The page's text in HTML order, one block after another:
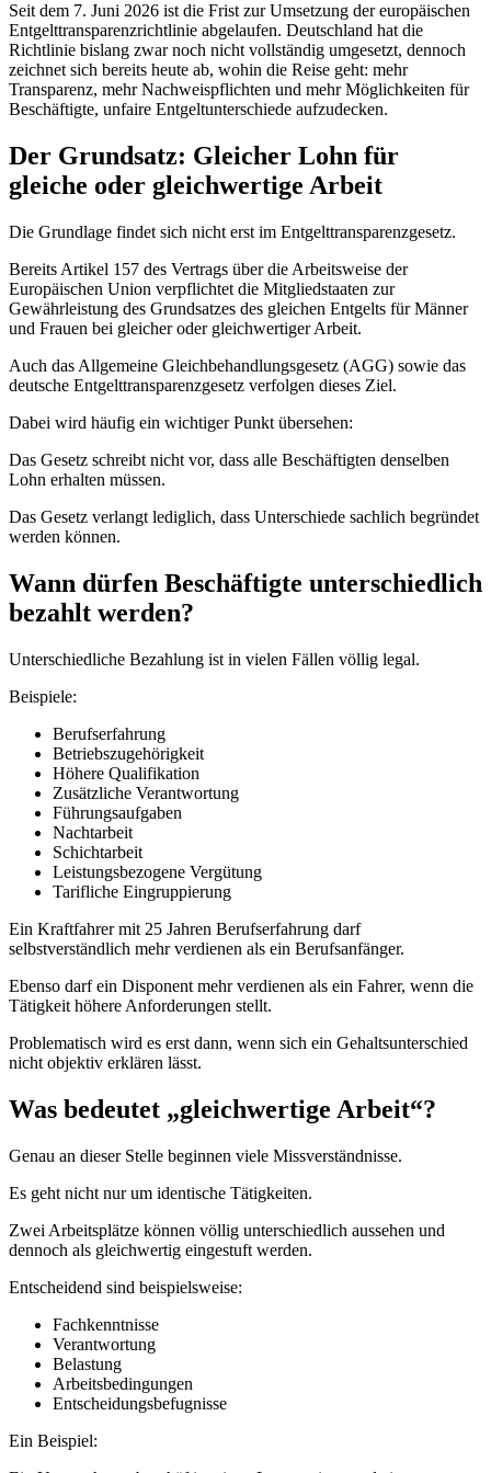
Seit dem 7. Juni 2026 ist die Frist zur Umsetzung der europäischen
Entgelttransparenzrichtlinie abgelaufen. Deutschland hat die
Richtlinie bislang zwar noch nicht vollständig umgesetzt, dennoch
zeichnet sich bereits heute ab, wohin die Reise geht: mehr
Transparenz, mehr Nachweispflichten und mehr Möglichkeiten für
Beschäftigte, unfaire Entgeltunterschiede aufzudecken.
Der Grundsatz: Gleicher Lohn für
gleiche oder gleichwertige Arbeit
Die Grundlage findet sich nicht erst im Entgelttransparenzgesetz.
Bereits Artikel 157 des Vertrags über die Arbeitsweise der
Europäischen Union verpflichtet die Mitgliedstaaten zur
Gewährleistung des Grundsatzes des gleichen Entgelts für Männer
und Frauen bei gleicher oder gleichwertiger Arbeit.
Auch das Allgemeine Gleichbehandlungsgesetz (AGG) sowie das
deutsche Entgelttransparenzgesetz verfolgen dieses Ziel.
Dabei wird häufig ein wichtiger Punkt übersehen:
Das Gesetz schreibt nicht vor, dass alle Beschäftigten denselben
Lohn erhalten müssen.
Das Gesetz verlangt lediglich, dass Unterschiede sachlich begründet
werden können.
Wann dürfen Beschäftigte unterschiedlich
bezahlt werden?
Unterschiedliche Bezahlung ist in vielen Fällen völlig legal.
Beispiele:
Berufserfahrung
Betriebszugehörigkeit
Höhere Qualifikation
Zusätzliche Verantwortung
Führungsaufgaben
Nachtarbeit
Schichtarbeit
Leistungsbezogene Vergütung
Tarifliche Eingruppierung
Ein Kraftfahrer mit 25 Jahren Berufserfahrung darf
selbstverständlich mehr verdienen als ein Berufsanfänger.
Ebenso darf ein Disponent mehr verdienen als ein Fahrer, wenn die
Tätigkeit höhere Anforderungen stellt.
Problematisch wird es erst dann, wenn sich ein Gehaltsunterschied
nicht objektiv erklären lässt.
Was bedeutet „gleichwertige Arbeit“?
Genau an dieser Stelle beginnen viele Missverständnisse.
Es geht nicht nur um identische Tätigkeiten.
Zwei Arbeitsplätze können völlig unterschiedlich aussehen und
dennoch als gleichwertig eingestuft werden.
Entscheidend sind beispielsweise:
Fachkenntnisse
Verantwortung
Belastung
Arbeitsbedingungen
Entscheidungsbefugnisse
Ein Beispiel: